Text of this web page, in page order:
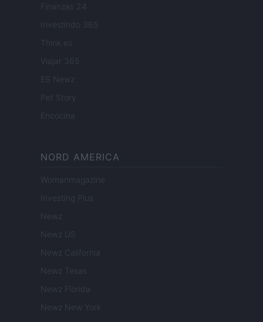
Finanzas 24
Investindo 365
Think.es
Viajar 365
ES Newz
Pet Story
Encocina
NORD AMERICA
Womanmagazine
Investing Plus
Newz
Newz US
Newz California
Newz Texas
Newz Florida
Newz New York